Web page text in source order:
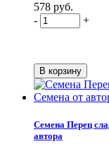
578 руб.
-
+
Семена Перец
автора